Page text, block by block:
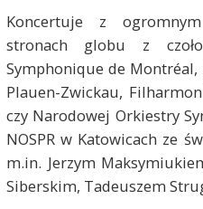
Koncertuje z
stronach globu z
Symphonique de
Plauen-Zwickau,
czy Narodowej Orkiestry
NOSPR w Katowicach ze
m.in. Jerzym
Siberskim, Tadeuszem